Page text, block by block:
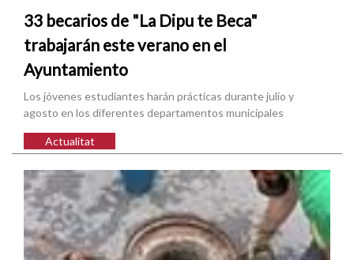
33 becarios de "La Dipu te Beca"
trabajarán este verano en el
Ayuntamiento
Los jóvenes estudiantes harán prácticas durante julio y
agosto en los diferentes departamentos municipales
Actualitat